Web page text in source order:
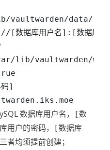
vaultwarden/data/
[数据库用户名]:[数据库
lib/vaultwarden/
]
数据库用户名，
[数
用户的密码，
[数据库
者均须提前创建；